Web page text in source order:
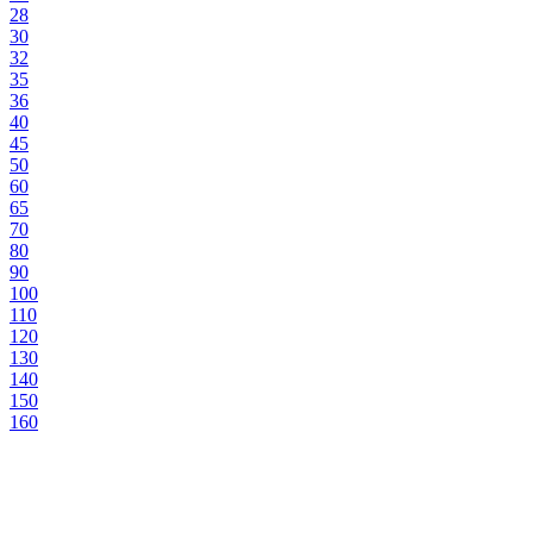
28
30
32
35
36
40
45
50
60
65
70
80
90
100
110
120
130
140
150
160